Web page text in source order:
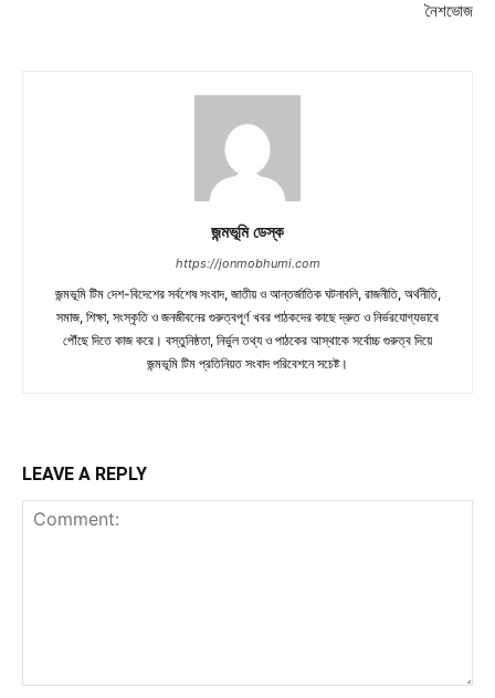
নৈশভোজ
জন্মভূমি ডেস্ক
https://jonmobhumi.com
জন্মভূমি টিম দেশ-বিদেশের সর্বশেষ সংবাদ, জাতীয় ও আন্তর্জাতিক ঘটনাবলি, রাজনীতি, অর্থনীতি,
সমাজ, শিক্ষা, সংস্কৃতি ও জনজীবনের গুরুত্বপূর্ণ খবর পাঠকদের কাছে দ্রুত ও নির্ভরযোগ্যভাবে
পৌঁছে দিতে কাজ করে। বস্তুনিষ্ঠতা, নির্ভুল তথ্য ও পাঠকের আস্থাকে সর্বোচ্চ গুরুত্ব দিয়ে
জন্মভূমি টিম প্রতিনিয়ত সংবাদ পরিবেশনে সচেষ্ট।
LEAVE A REPLY